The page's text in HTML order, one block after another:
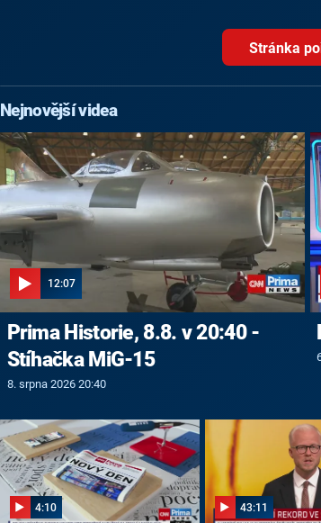
Stránka
Nejnovější videa
12:07
Prima Historie, 8.8. v 20:40 -
Stíhačka MiG-15
8. srpna 2026 20:40
4:10 43:11